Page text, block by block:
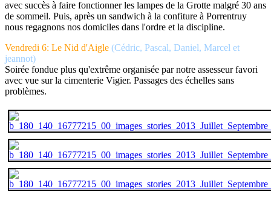
avec succès à faire fonctionner les lampes de la Grotte malgré 30 ans
de sommeil. Puis, après un sandwich à la confiture à Porrentruy
nous regagnons nos domiciles dans l'ordre et la discipline.
Vendredi 6: Le Nid d'Aigle (Cédric, Pascal, Daniel, Marcel et
jeannot)
Soirée fondue plus qu'extrême organisée par notre assesseur favori
avec vue sur la cimenterie Vigier. Passages des échelles sans
problèmes.